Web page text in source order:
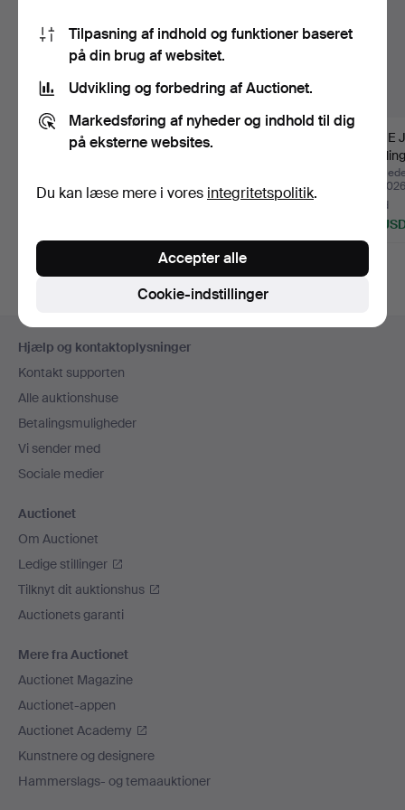
Singer symaskine,
model 221K, 20.
maj 2026
LOUIS VUITTON.
apr 2026
ARNE
apr 2026
4 bud
115
Sidefodsnavigation
Hjælp og kontaktoplysninger
Kontakt supporten
Alle auktionshuse
Betalingsmuligheder
Vi sender med
Sociale medier
Auctionet
Om Auctionet
Ledige stillinger
Tilknyt dit auktionshus
Auctionets garanti
Mere fra Auctionet
Auctionet Magazine
Auctionet-appen
Auctionet Academy
Kunstnere og designere
Hammerslags- og temaauktioner
Tilpasning af indhold og funktioner baseret
på din brug af websitet.
Udvikling og forbedring af Auctionet.
Markedsføring af nyheder og indhold til dig
på eksterne websites.
Du kan læse mere i vores integritetspolitik.
Cookie-indstillinger
Accepter alle